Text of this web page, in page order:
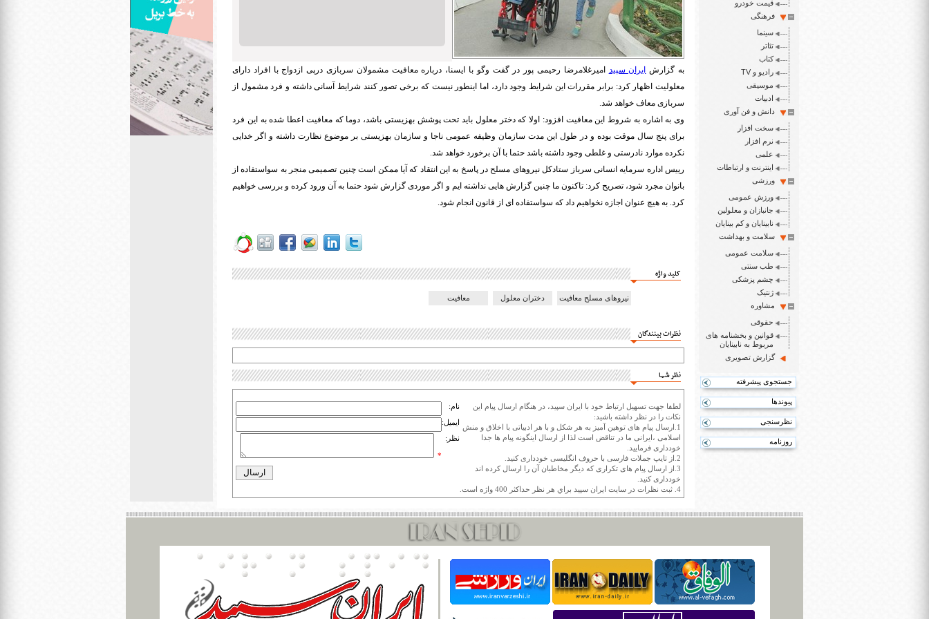
قیمت خودرو
فرهنگی
سینما
تئاتر
کتاب
رادیو و TV
موسیقی
ادبیات
دانش و فن آوری
سخت افزار
نرم افزار
علمی
اینترنت و ارتباطات
ورزشی
ورزش عمومی
جانبازان و معلولین
نابینایان و کم بینایان
سلامت و بهداشت
سلامت عمومی
طب سنتی
چشم پزشکی
ژنتیک
مشاوره
حقوقی
قوانین و بخشنامه های
مربوط به نابینایان
گزارش تصویری
جستجوی پیشرفته
پیوندها
نظرسنجی
روزنامه
به گزارش ایران سپید امیرغلامرضا رحیمی پور در گفت وگو با ایسنا، درباره معافیت مشمولان سربازی درپی ازدواج با افراد دارای
معلولیت اظهار کرد: برابر مقررات این شرایط وجود دارد، اما اینطور نیست که برخی تصور کنند شرایط آسانی داشته و فرد مشمول از
سربازی معاف خواهد شد.
وی به اشاره به شروط این معافیت افزود: اولا که دختر معلول باید تحت پوشش بهزیستی باشد، دوما که معافیت اعطا شده به این فرد
برای پنج سال موقت بوده و در طول این مدت سازمان وظیفه عمومی ناجا و سازمان بهزیستی بر موضوع نظارت داشته و اگر خدایی
نکرده موارد نادرستی و غلطی وجود داشته باشد حتما با آن برخورد خواهد شد.
رییس اداره سرمایه انسانی سرباز ستادکل نیروهای مسلح در پاسخ به این انتقاد که آیا ممکن است چنین تصمیمی منجر به سواستفاده از
بانوان مجرد شود، تصریح کرد: تاکنون ما چنین گزارش هایی نداشته ایم و اگر موردی گزارش شود حتما به آن ورود کرده و بررسی خواهیم
کرد. به هیچ عنوان اجازه نخواهیم داد که سواستفاده ای از قانون انجام شود.
کلید واژه
نیروهای مسلح معافیت دختران معلول معافیت
نظرات بینندگان
نظر شما
لطفا جهت تسهیل ارتباط خود با ایران سپید، در هنگام ارسال پیام این
نکات را در نظر داشته باشید:
1.ارسال پیام های توهین آمیز به هر شکل و با هر ادبیاتی با اخلاق و منش
اسلامی ،ایرانی ما در تناقض است لذا از ارسال اینگونه پیام ها جدا
خودداری فرمایید.
2.از تایپ جملات فارسی با حروف انگلیسی خودداری کنید.
3.از ارسال پیام های تکراری که دیگر مخاطبان آن را ارسال کرده اند
خودداری کنید.
4. ثبت نظرات در سايت ايران سپيد براي هر نظر حداکثر 400 واژه است.
نام:
ایمیل:
نظر:
*